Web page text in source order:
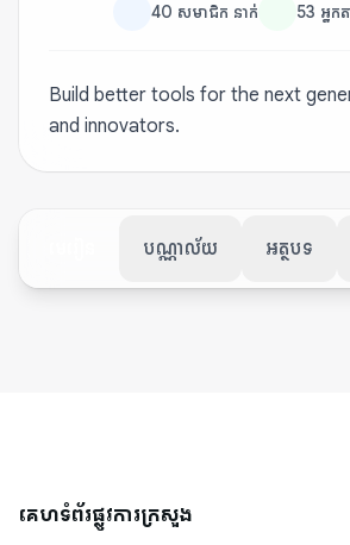
40 សមាជិក នាក់ 53 អ្នក
Build better tools for the next
and innovators.
បណ្ណាល័យ អត្ថបទ
គេហទំព័រផ្លូវការក្រសួង